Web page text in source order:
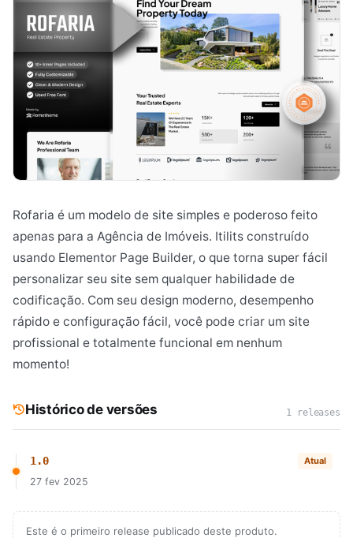
Rofaria é um modelo de site simples e poderoso feito
apenas para a Agência de Imóveis. Itilits construído
usando Elementor Page Builder, o que torna super fácil
personalizar seu site sem qualquer habilidade de
codificação. Com seu design moderno, desempenho
rápido e configuração fácil, você pode criar um site
profissional e totalmente funcional em nenhum
momento!
Histórico de versões 1 releases
1.0 Atual
27 fev 2025
Este é o primeiro release publicado deste produto.